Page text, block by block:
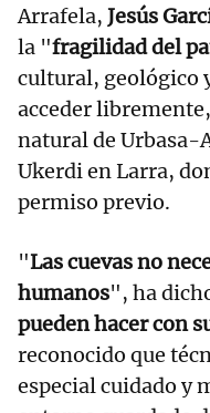
Arrafela, Jesús
la "fragilidad del
cultural, geológico
acceder
natural de Urbasa-
Ukerdi en Larra,
permiso previo.
"Las cuevas no
humanos", ha
pueden hacer con
reconocido que
especial cuidado y